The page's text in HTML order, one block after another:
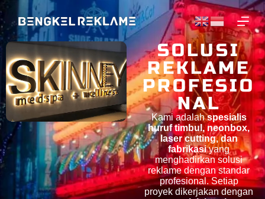
k
i
p
t
o
c
o
n
t
e
n
t
SOLUSI
REKLAME
PROFESIO
NAL
Kami adalahspesialis
huruf timbul, neonbox,
laser cutting, dan
fabrikasiyang
menghadirkan solusi
reklame dengan standar
profesional. Setiap
proyek dikerjakan dengan